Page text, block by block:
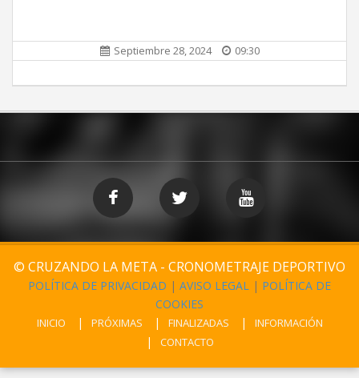
Septiembre 28, 2024 09:30
© CRUZANDO LA META - CRONOMETRAJE DEPORTIVO
POLÍTICA DE PRIVACIDAD | AVISO LEGAL | POLÍTICA DE
COOKIES
INICIO PRÓXIMAS FINALIZADAS
INFORMACIÓN
CONTACTO